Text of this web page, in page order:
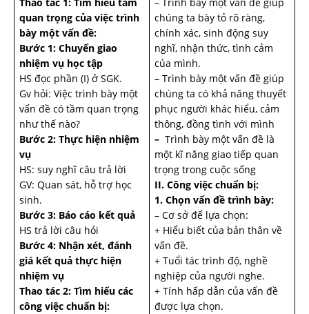
quan trọng của việc trình
bày một vấn đề:
Bước 1: Chuyển giao
nhiệm vụ học tập
HS đọc phần (I) ở SGK.
Gv hỏi: Việc trình bày một
vấn đề có tầm quan trọng
như thế nào?
Bước 2: Thực hiện nhiệm
vụ
HS: suy nghĩ câu trả lời
GV: Quan sát, hỗ trợ học
sinh.
Bước 3: Báo cáo kết quả
HS trả lời câu hỏi
Bước 4: Nhận xét, đánh
giá kết quả thực hiện
nhiệm vụ
Thao tác 2: Tìm hiểu các
công việc chuẩn bị:
chúng ta bày tỏ rõ ràng,
chính xác, sinh động suy
nghĩ, nhận thức, tình cảm
của mình.
– Trình bày một vấn đề giúp
chúng ta có khả năng thuyết
phục người khác hiểu, cảm
thông, đồng tình với mình
– Trình bày một vấn đề là
một kĩ năng giao tiếp quan
trọng trong cuộc sống
II. Công việc chuẩn bị:
1. Chọn vấn đề trình bày:
– Cơ sở để lựa chọn:
+ Hiểu biết của bản thân về
vấn đề.
+ Tuổi tác trình độ, nghề
nghiệp của người nghe.
+ Tính hấp dẫn của vấn đề
được lựa chọn.